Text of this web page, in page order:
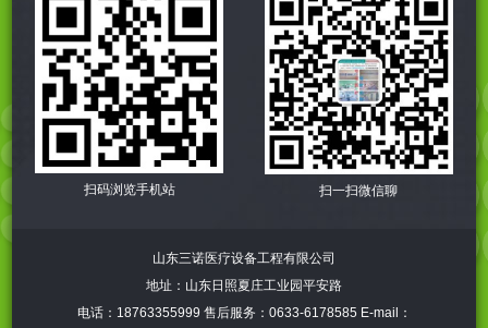
扫码浏览手机站 扫一扫微信聊
山东三诺医疗设备工程有限公司
地址：山东日照夏庄工业园平安路
电话：18763355999 售后服务：0633-6178585 E-mail：